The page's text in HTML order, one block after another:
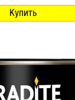
Купить